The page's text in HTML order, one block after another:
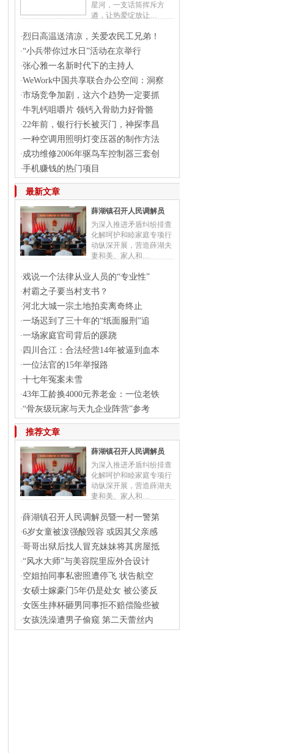
星河，一支话筒挥斥方
遒，让热爱绽放让…
·烈日高温送清凉，关爱农民工兄弟！
·“小兵带你过水日”活动在京举行
·张心雅一名新时代下的主持人
·WeWork中国共享联合办公空间：洞察
·市场竞争加剧，这六个趋势一定要抓
·牛乳钙咀嚼片 领钙入骨助力好骨骼
·22年前，银行行长被灭门，神探李昌
·一种空调用照明灯变压器的制作方法
·成功维修2006年驱鸟车控制器三套创
·手机赚钱的热门项目
最新文章
薛湖镇召开人民调解员
为深入推进矛盾纠纷排查
化解呵护和睦家庭专项行
动纵深开展，营造薛湖夫
妻和美、家人和…
·戏说一个法律从业人员的“专业性”
·村霸之子要当村支书？
·河北大城一宗土地拍卖离奇终止
·一场迟到了三十年的“纸面服刑”追
·一场家庭官司背后的蹊跷
· 四川合江：合法经营14年被逼到血本
·一位法官的15年举报路
·十七年冤案未雪
·43年工龄换4000元养老金：一位老铁
·“骨灰级玩家与天九企业阵营”参考
推荐文章
薛湖镇召开人民调解员
为深入推进矛盾纠纷排查
化解呵护和睦家庭专项行
动纵深开展，营造薛湖夫
妻和美、家人和…
·薛湖镇召开人民调解员暨一村一警第
·6岁女童被泼强酸毁容 或因其父亲感
·哥哥出狱后找人冒充妹妹将其房屋抵
·“风水大师”与美容院里应外合设计
·空姐拍同事私密照遭停飞 状告航空
·女硕士嫁豪门5年仍是处女 被公婆反
·女医生摔杯砸男同事拒不赔偿险些被
·女孩洗澡遭男子偷窥 第二天蕾丝内